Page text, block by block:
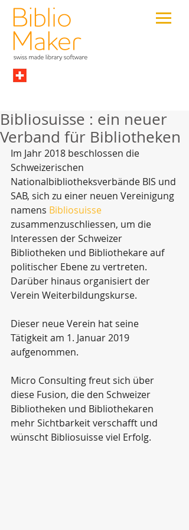
Bibliosuisse : ein neuer
Verband für Bibliotheken
Im Jahr 2018 beschlossen die
Schweizerischen
Nationalbibliotheksverbände BIS und
SAB, sich zu einer neuen Vereinigung
namens Bibliosuisse
zusammenzuschliessen, um die
Interessen der Schweizer
Bibliotheken und Bibliothekare auf
politischer Ebene zu vertreten.
Darüber hinaus organisiert der
Verein Weiterbildungskurse.
Dieser neue Verein hat seine
Tätigkeit am 1. Januar 2019
aufgenommen.
Micro Consulting freut sich über
diese Fusion, die den Schweizer
Bibliotheken und Bibliothekaren
mehr Sichtbarkeit verschafft und
wünscht Bibliosuisse viel Erfolg.